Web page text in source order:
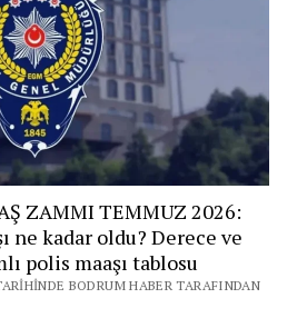
ZAMMI TEMMUZ 2026:
ne kadar oldu? Derece ve
polis maaşı tablosu
BODRUM HABER TARAFINDAN